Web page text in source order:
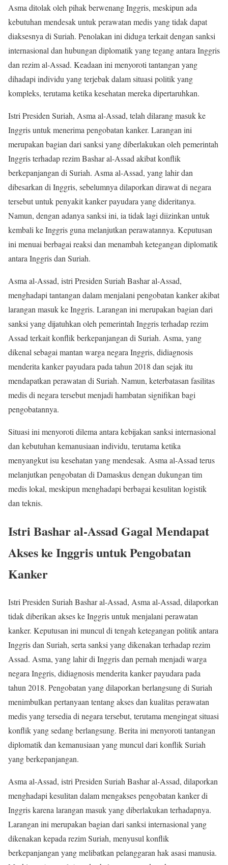
Asma ditolak oleh pihak berwenang Inggris, meskipun ada
kebutuhan mendesak untuk perawatan medis yang tidak dapat
diaksesnya di Suriah. Penolakan ini diduga terkait dengan sanksi
internasional dan hubungan diplomatik yang tegang antara Inggris
dan rezim al-Assad. Keadaan ini menyoroti tantangan yang
dihadapi individu yang terjebak dalam situasi politik yang
kompleks, terutama ketika kesehatan mereka dipertaruhkan.
Istri Presiden Suriah, Asma al-Assad, telah dilarang masuk ke
Inggris untuk menerima pengobatan kanker. Larangan ini
merupakan bagian dari sanksi yang diberlakukan oleh pemerintah
Inggris terhadap rezim Bashar al-Assad akibat konflik
berkepanjangan di Suriah. Asma al-Assad, yang lahir dan
dibesarkan di Inggris, sebelumnya dilaporkan dirawat di negara
tersebut untuk penyakit kanker payudara yang dideritanya.
Namun, dengan adanya sanksi ini, ia tidak lagi diizinkan untuk
kembali ke Inggris guna melanjutkan perawatannya. Keputusan
ini menuai berbagai reaksi dan menambah ketegangan diplomatik
antara Inggris dan Suriah.
Asma al-Assad, istri Presiden Suriah Bashar al-Assad,
menghadapi tantangan dalam menjalani pengobatan kanker akibat
larangan masuk ke Inggris. Larangan ini merupakan bagian dari
sanksi yang dijatuhkan oleh pemerintah Inggris terhadap rezim
Assad terkait konflik berkepanjangan di Suriah. Asma, yang
dikenal sebagai mantan warga negara Inggris, didiagnosis
menderita kanker payudara pada tahun 2018 dan sejak itu
mendapatkan perawatan di Suriah. Namun, keterbatasan fasilitas
medis di negara tersebut menjadi hambatan signifikan bagi
pengobatannya.
Situasi ini menyoroti dilema antara kebijakan sanksi internasional
dan kebutuhan kemanusiaan individu, terutama ketika
menyangkut isu kesehatan yang mendesak. Asma al-Assad terus
melanjutkan pengobatan di Damaskus dengan dukungan tim
medis lokal, meskipun menghadapi berbagai kesulitan logistik
dan teknis.
Istri Bashar al-Assad Gagal Mendapat
Akses ke Inggris untuk Pengobatan
Kanker
Istri Presiden Suriah Bashar al-Assad, Asma al-Assad, dilaporkan
tidak diberikan akses ke Inggris untuk menjalani perawatan
kanker. Keputusan ini muncul di tengah ketegangan politik antara
Inggris dan Suriah, serta sanksi yang dikenakan terhadap rezim
Assad. Asma, yang lahir di Inggris dan pernah menjadi warga
negara Inggris, didiagnosis menderita kanker payudara pada
tahun 2018. Pengobatan yang dilaporkan berlangsung di Suriah
menimbulkan pertanyaan tentang akses dan kualitas perawatan
medis yang tersedia di negara tersebut, terutama mengingat situasi
konflik yang sedang berlangsung. Berita ini menyoroti tantangan
diplomatik dan kemanusiaan yang muncul dari konflik Suriah
yang berkepanjangan.
Asma al-Assad, istri Presiden Suriah Bashar al-Assad, dilaporkan
menghadapi kesulitan dalam mengakses pengobatan kanker di
Inggris karena larangan masuk yang diberlakukan terhadapnya.
Larangan ini merupakan bagian dari sanksi internasional yang
dikenakan kepada rezim Suriah, menyusul konflik
berkepanjangan yang melibatkan pelanggaran hak asasi manusia.